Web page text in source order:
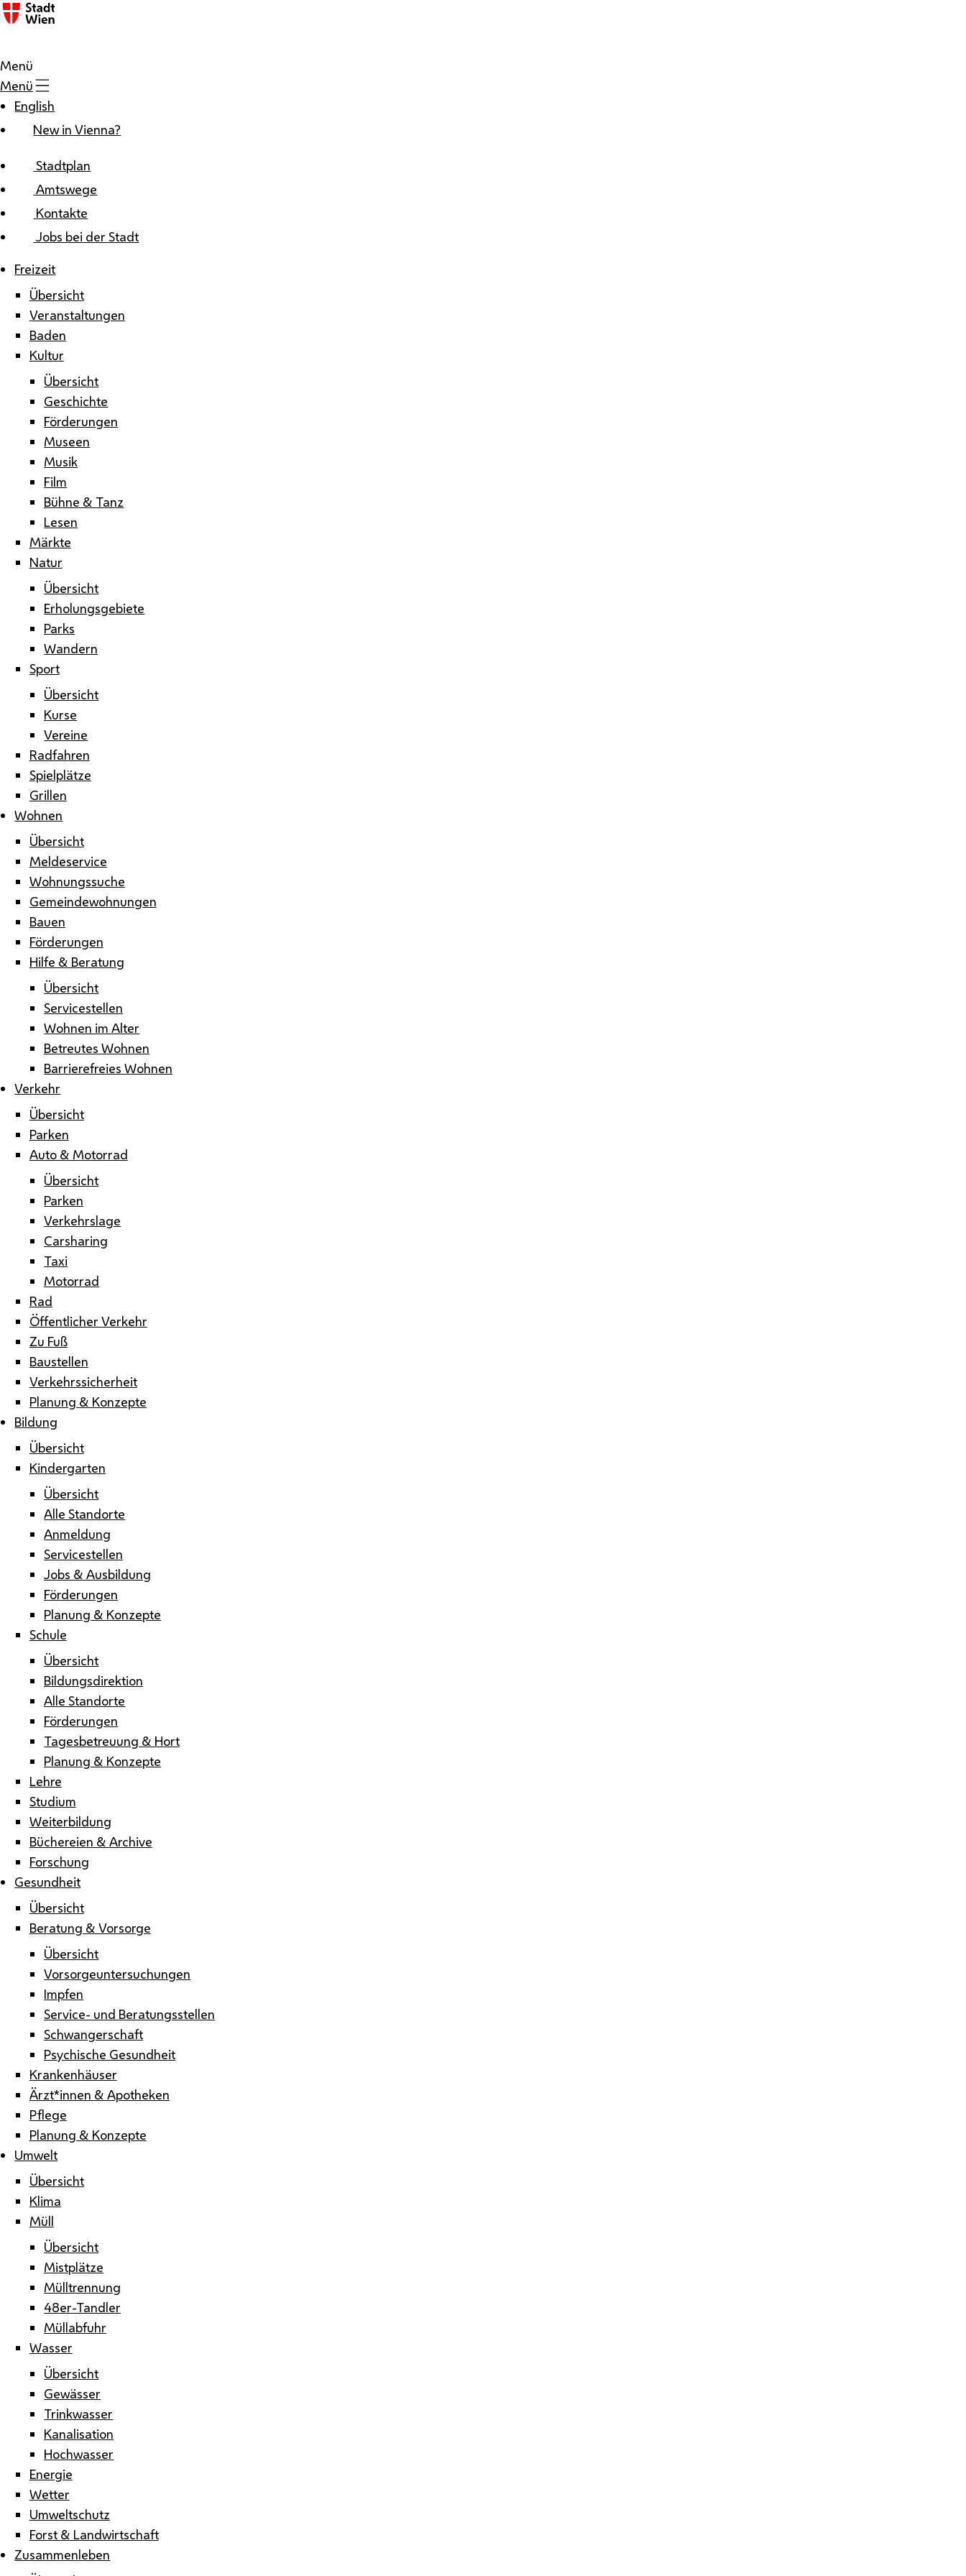
Zum Inhalt
Menü
Menü
English
New in Vienna?
Stadtplan
Amtswege
Kontakte
Jobs bei der Stadt
Freizeit
Übersicht
Veranstaltungen
Baden
Kultur
Übersicht
Geschichte
Förderungen
Museen
Musik
Film
Bühne & Tanz
Lesen
Märkte
Natur
Übersicht
Erholungsgebiete
Parks
Wandern
Sport
Übersicht
Kurse
Vereine
Radfahren
Spielplätze
Grillen
Wohnen
Übersicht
Meldeservice
Wohnungssuche
Gemeindewohnungen
Bauen
Förderungen
Hilfe & Beratung
Übersicht
Servicestellen
Wohnen im Alter
Betreutes Wohnen
Barrierefreies Wohnen
Verkehr
Übersicht
Parken
Auto & Motorrad
Übersicht
Parken
Verkehrslage
Carsharing
Taxi
Motorrad
Rad
Öffentlicher Verkehr
Zu Fuß
Baustellen
Verkehrssicherheit
Planung & Konzepte
Bildung
Übersicht
Kindergarten
Übersicht
Alle Standorte
Anmeldung
Servicestellen
Jobs & Ausbildung
Förderungen
Planung & Konzepte
Schule
Übersicht
Bildungsdirektion
Alle Standorte
Förderungen
Tagesbetreuung & Hort
Planung & Konzepte
Lehre
Studium
Weiterbildung
Büchereien & Archive
Forschung
Gesundheit
Übersicht
Beratung & Vorsorge
Übersicht
Vorsorgeuntersuchungen
Impfen
Service- und Beratungsstellen
Schwangerschaft
Psychische Gesundheit
Krankenhäuser
Ärzt*innen & Apotheken
Pflege
Planung & Konzepte
Umwelt
Übersicht
Klima
Müll
Übersicht
Mistplätze
Mülltrennung
48er-Tandler
Müllabfuhr
Wasser
Übersicht
Gewässer
Trinkwasser
Kanalisation
Hochwasser
Energie
Wetter
Umweltschutz
Forst & Landwirtschaft
Zusammenleben